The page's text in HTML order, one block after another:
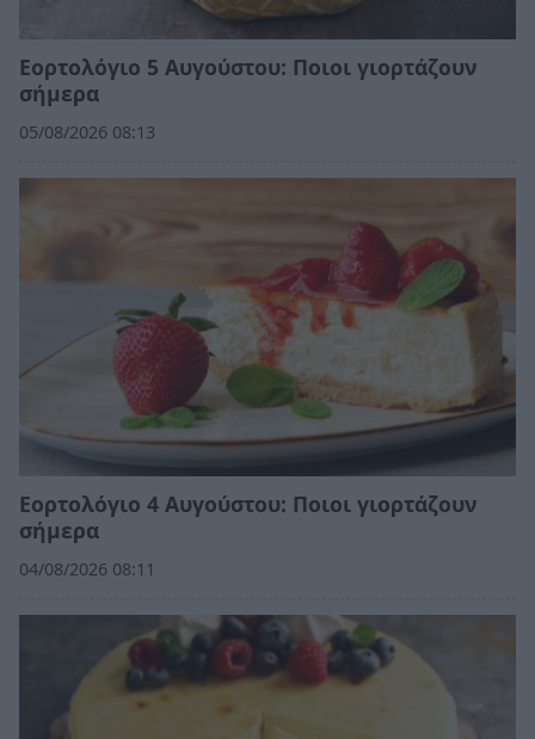
Εορτολόγιο 5 Αυγούστου: Ποιοι γιορτάζουν
σήμερα
05/08/2026 08:13
Εορτολόγιο 4 Αυγούστου: Ποιοι γιορτάζουν
σήμερα
04/08/2026 08:11